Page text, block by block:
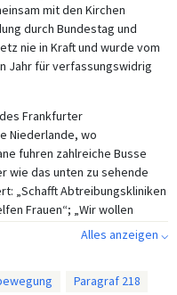
mit den Kirchen
durch Bundestag und
nie in Kraft und wurde vom
Jahr für verfassungswidrig
Frankfurter
Niederlande, wo
fuhren zahlreiche Busse
wie das unten zu sehende
„Schafft Abtreibungskliniken
Frauen“; „Wir wollen
der Angst ist Schluß“.Alles anzeigen ⌵
Paragraf 218